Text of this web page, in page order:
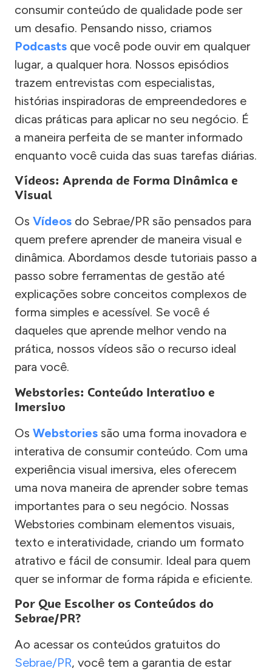
consumir conteúdo de qualidade pode ser
um desafio. Pensando nisso, criamos
Podcasts que você pode ouvir em qualquer
lugar, a qualquer hora. Nossos episódios
trazem entrevistas com especialistas,
histórias inspiradoras de empreendedores e
dicas práticas para aplicar no seu negócio. É
a maneira perfeita de se manter informado
enquanto você cuida das suas tarefas diárias.
Vídeos: Aprenda de Forma Dinâmica e
Visual
Os Vídeos do Sebrae/PR são pensados para
quem prefere aprender de maneira visual e
dinâmica. Abordamos desde tutoriais passo a
passo sobre ferramentas de gestão até
explicações sobre conceitos complexos de
forma simples e acessível. Se você é
daqueles que aprende melhor vendo na
prática, nossos vídeos são o recurso ideal
para você.
Webstories: Conteúdo Interativo e
Imersivo
Os Webstories são uma forma inovadora e
interativa de consumir conteúdo. Com uma
experiência visual imersiva, eles oferecem
uma nova maneira de aprender sobre temas
importantes para o seu negócio. Nossas
Webstories combinam elementos visuais,
texto e interatividade, criando um formato
atrativo e fácil de consumir. Ideal para quem
quer se informar de forma rápida e eficiente.
Por Que Escolher os Conteúdos do
Sebrae/PR?
Ao acessar os conteúdos gratuitos do
Sebrae/PR, você tem a garantia de estar